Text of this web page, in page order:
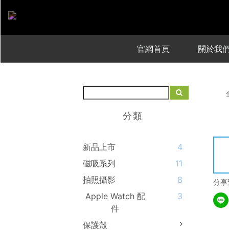
官網首頁 關於我
分類
新品上市
4
磁吸系列
11
拍照攝影
8
Apple Watch 配
件
3
保護殼
分享